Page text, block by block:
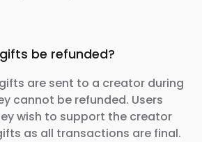
be refunded?
are sent to a creator during
cannot be refunded. Users
wish to support the creator
as all transactions are final.